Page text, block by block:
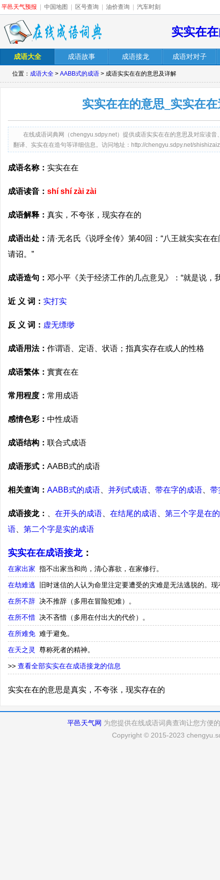
平邑天气预报 中国地图 区号查询 油价查询 汽车时刻
实实在
成语大全 成语故事 成语接龙 成语对对子
位置： 成语大全 > AABB式的成语 > 成语实实在在的意思及详解
实实在在的意思_实实在
在线成语词典网（chengyu.sdpy.net）提供成语实实在在的意思及对应读
翻译、实实在在造句等详细信息。访问地址：http://chengyu.sdpy.net/
成语名称： 实实在在
成语读音： shí shí zài zài
成语解释： 真实，不夸张，现实存在的
成语出处： 清·无名氏《说呼全传》第40回：“八王就实实在
请诏。”
成语造句： 邓小平《关于经济工作的几点意见》：“就是说，
近 义 词： 实打实
反 义 词： 虚无缥缈
成语用法： 作谓语、定语、状语；指真实存在或人的性格
成语繁体： 實實在在
常用程度： 常用成语
感情色彩： 中性成语
成语结构： 联合式成语
成语形式： AABB式的成语
相关查询： AABB式的成语 并列式成语 带在字的成语 带
成语接龙： 在开头的成语 在结尾的成语
第三个字是在
语
第二个字是实的成语
实实在在成语接龙：
在家出家 指不出家当和尚，清心寡欲，在家修行。
在劫难逃 旧时迷信的人认为命里注定要遭受的灾难是无法逃脱的。
在所不辞 决不推辞（多用在冒险犯难）。
在所不惜 决不吝惜（多用在付出大的代价）。
在所难免 难于避免。
在天之灵 尊称死者的精神。
>> 查看全部实实在在成语接龙的信息
实实在在的意思是真实，不夸张，现实存在的
平邑天气网 为您提供在线成语词典查询让您方便
Copyright © 2015-2023